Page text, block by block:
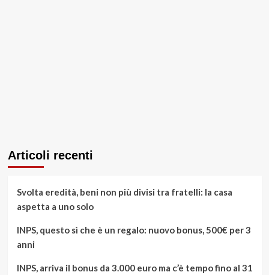
Articoli recenti
Svolta eredità, beni non più divisi tra fratelli: la casa
aspetta a uno solo
INPS, questo sì che è un regalo: nuovo bonus, 500€ per 3
anni
INPS, arriva il bonus da 3.000 euro ma c’è tempo fino al 31